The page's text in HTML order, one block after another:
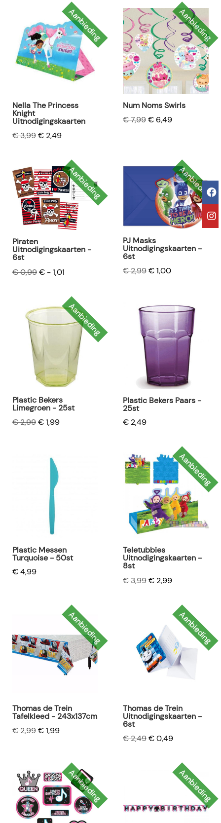
Aanbieding
Nella The Princess
Knight
Uitnodigingskaarten
€ 3,99€ 2,49
Aanbieding
Num Noms Swirls
€ 7,99€ 6,49
Aanbieding
Piraten
Uitnodigingskaarten -
6st
€ 0,99€ - 1,01
Aanbieding
PJ Masks
Uitnodigingskaarten -
6st
€ 2,99€ 1,00
Aanbieding
Plastic Bekers
Limegroen - 25st
€ 2,99€ 1,99
Plastic Bekers Paars -
25st
€ 2,49
Plastic Messen
Turquoise - 50st
€ 4,99
Aanbieding
Teletubbies
Uitnodigingskaarten -
8st
€ 3,99€ 2,99
Aanbieding
Thomas de Trein
Tafelkleed - 243x137cm
€ 2,99€ 1,99
Aanbieding
Thomas de Trein
Uitnodigingskaarten -
6st
€ 2,49€ 0,49
Aanbieding Aanbieding